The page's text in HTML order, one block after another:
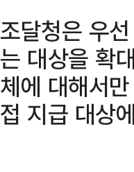
조달청은 우
는 대상을 확
체에 대해서
접 지급 대상